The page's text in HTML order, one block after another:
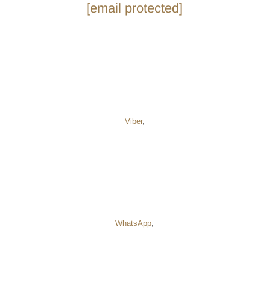
[email protected]
Viber,
WhatsApp,